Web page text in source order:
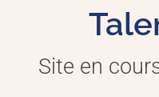
Site en